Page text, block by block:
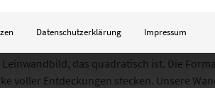
das quadratisch ist. Die
voller Entdeckungen stecken. Unsere
Datenschutzerklärung Impressum